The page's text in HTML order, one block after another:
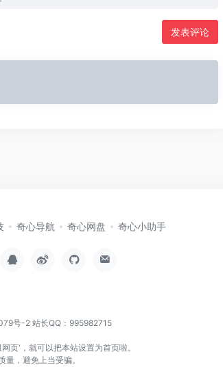
发表评论
奇心导航 奇心网盘 奇心小助手
号-2站长QQ：995982715
页'，就可以把本站设置为首页啦。
，避免上当受骗。